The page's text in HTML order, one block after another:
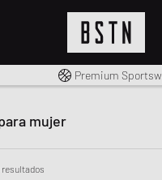
Envío gratuito a España
Premium
mujer
resultados